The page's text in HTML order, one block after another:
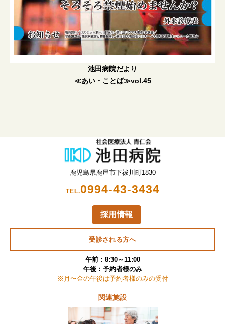
池田病院だより
≪あい・ことば≫vol.45
鹿児島県鹿屋市下祓川町1830
TEL.0994-43-3434
採用情報
受診される方へ
午前：8:30～11:00
午後：予約者様のみ
※月〜金の午後は予約者様のみの受付
関連施設